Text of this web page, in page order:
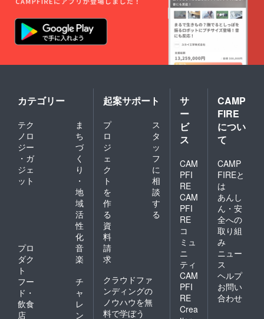
カテゴリー
テク
ノロ
ジー
・ガ
ジェ
ット
ま
ち
づ
く
り
・
地
域
活
性
化
プロ
ダク
ト
音
楽
フー
ド・
飲食
店
チ
ャ
レ
ン
起案サポート
プ
ロ
ジ
ェ
ク
ト
を
作
る
ス
タ
ッ
フ
に
相
談
す
る
資
料
請
求
クラウドファ
ンディングの
ノウハウを無
料で学ぼう
サ
ー
ビ
ス
CAM
PFI
RE
CAM
PFI
RE
コ
ミュ
ニ
ティ
CAM
PFI
RE
Crea
CAMP
FIRE
につい
て
CAMP
FIREと
は
あんし
ん・安
全への
取り組
み
ニュー
ス
ヘルプ
お問い
合わせ